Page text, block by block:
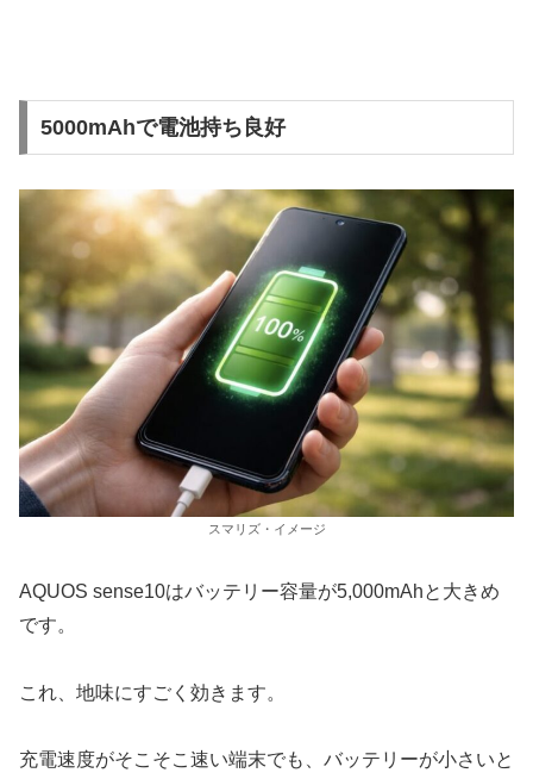
5000mAhで電池持ち良好
スマリズ・イメージ
AQUOS sense10はバッテリー容量が5,000mAhと大きめ
です。
これ、地味にすごく効きます。
充電速度がそこそこ速い端末でも、バッテリーが小さいと